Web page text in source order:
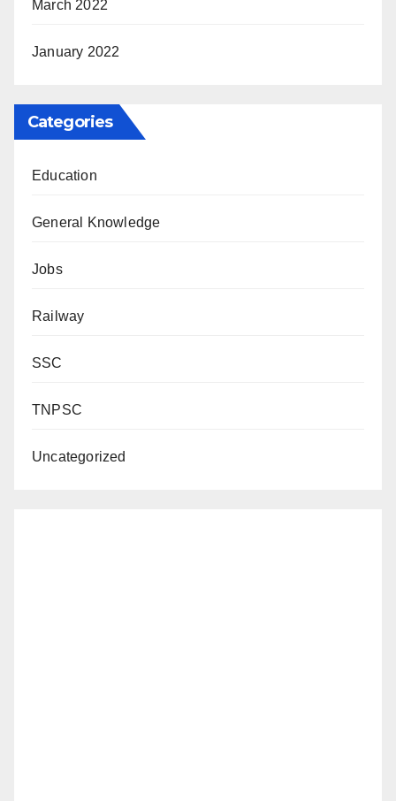
March 2022
January 2022
Categories
Education
General Knowledge
Jobs
Railway
SSC
TNPSC
Uncategorized